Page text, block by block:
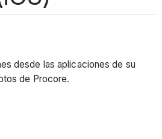
desde las aplicaciones de su
de Procore.